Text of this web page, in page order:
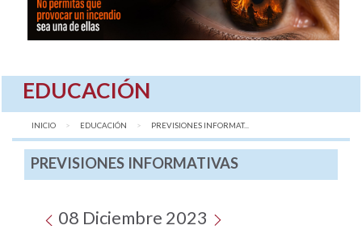
EDUCACIÓN
INICIO EDUCACIÓN AQUÍ:
PREVISIONES INFORMAT...
PREVISIONES INFORMATIVAS
08 Diciembre 2023